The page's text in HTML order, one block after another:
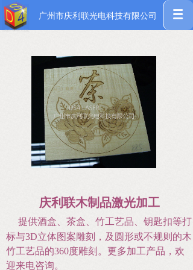
广州市庆利联光电科技有限公司
庆利联木制品激光加工
提供酒盒、茶盒、竹工艺品、钥匙扣等打
标与3D立体图案雕刻，及圆形或不规则的木
竹工艺品的360度雕刻。更多加工产品，欢
迎来电咨询。